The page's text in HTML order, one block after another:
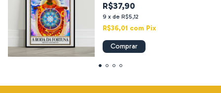
R$37,90
9 x de R$5,12
R$36,01 com Pix
Comprar